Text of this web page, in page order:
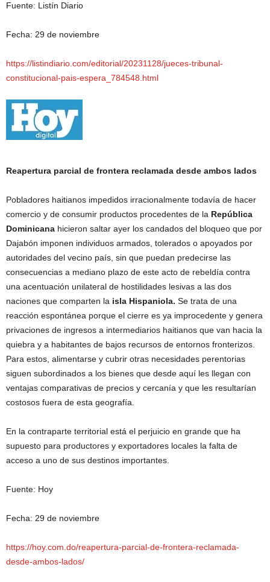
Fuente: Listín Diario
Fecha: 29 de noviembre
https://listindiario.com/editorial/20231128/jueces-tribunal-
constitucional-pais-espera_784548.html
Reapertura parcial de frontera reclamada desde ambos lados
Pobladores haitianos impedidos irracionalmente todavía de hacer
comercio y de consumir productos procedentes de la República
Dominicana hicieron saltar ayer los candados del bloqueo que por
Dajabón imponen individuos armados, tolerados o apoyados por
autoridades del vecino país, sin que puedan predecirse las
consecuencias a mediano plazo de este acto de rebeldía contra
una acentuación unilateral de hostilidades lesivas a las dos
naciones que comparten la isla Hispaniola. Se trata de una
reacción espontánea porque el cierre es ya improcedente y genera
privaciones de ingresos a intermediarios haitianos que van hacia la
quiebra y a habitantes de bajos recursos de entornos fronterizos.
Para estos, alimentarse y cubrir otras necesidades perentorias
siguen subordinados a los bienes que desde aquí les llegan con
ventajas comparativas de precios y cercanía y que les resultarían
costosos fuera de esta geografía.
En la contraparte territorial está el perjuicio en grande que ha
supuesto para productores y exportadores locales la falta de
acceso a uno de sus destinos importantes.
Fuente: Hoy
Fecha: 29 de noviembre
https://hoy.com.do/reapertura-parcial-de-frontera-reclamada-
desde-ambos-lados/